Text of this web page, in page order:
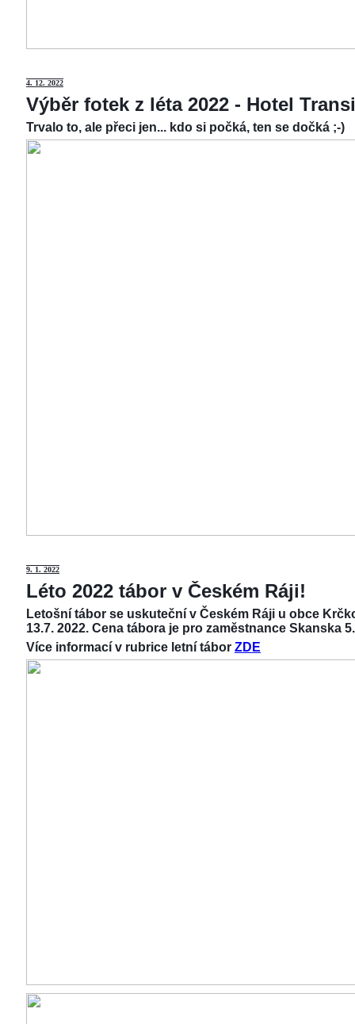
4. 12. 2022
Výběr fotek z léta 2022 - Hotel
Trvalo to, ale přeci jen... kdo si počká, ten se dočká ;-)
9. 1. 2022
Léto 2022 tábor v Českém Ráji!
Letošní tábor se uskuteční v Českém Ráji u obce
13.7. 2022. Cena tábora je pro zaměstnance Skanska
Více informací v rubrice letní tábor ZDE